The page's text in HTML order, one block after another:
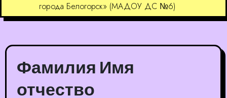
города Белогорск» (МАДОУ ДС №6)
Фамилия Имя
отчество